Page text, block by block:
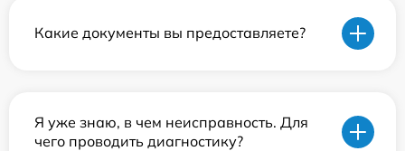
Какие документы вы предоставляете?
Я уже знаю, в чем неисправность. Для
чего проводить диагностику?